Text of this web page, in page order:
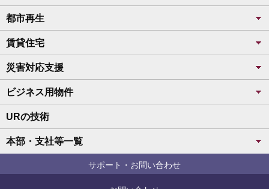
都市再生
賃貸住宅
災害対応支援
ビジネス用物件
URの技術
本部・支社等一覧
サポート・お問い合わせ